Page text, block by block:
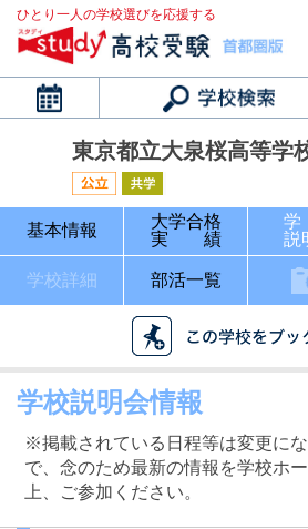
ひとり一人の学校選びを応援する
カレンダー
東京都立大泉桜高等学
基本情報
大学合格
実 績
説
学校詳細 部活一覧
学校説明会情報
※掲載されている日程等は変更に
で、念のため最新の情報を学校ホ
上、ご参加ください。